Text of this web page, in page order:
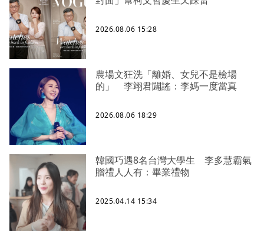
2026.08.06 15:28
農場文狂洗「離婚、女兒不是檢場
的」 李翊君闢謠：李媽一度當真
2026.08.06 18:29
韓國巧遇8名台灣大學生 李多慧霸氣
贈禮人人有：畢業禮物
2025.04.14 15:34